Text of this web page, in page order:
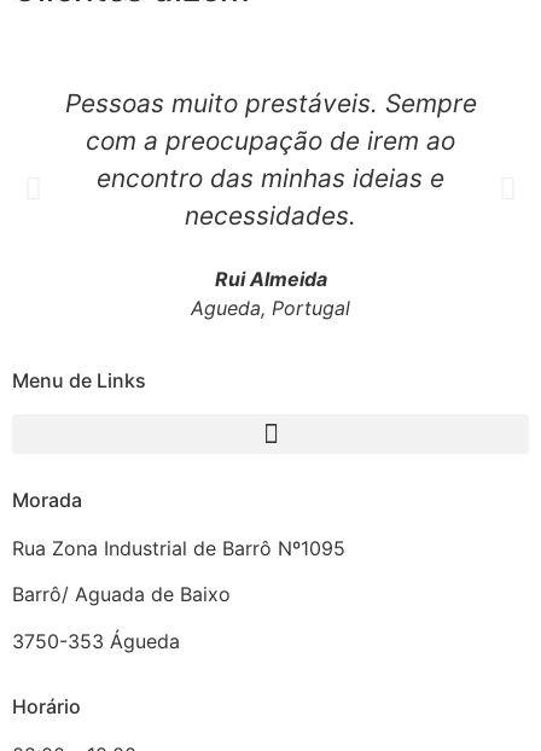
Pessoas muito prestáveis. Sempre
com a preocupação de irem ao
encontro das minhas ideias e
necessidades.
Rui Almeida
Agueda, Portugal
Menu de Links
Morada
Rua Zona Industrial de Barrô Nº1095
Barrô/ Aguada de Baixo
3750-353 Águeda
Horário